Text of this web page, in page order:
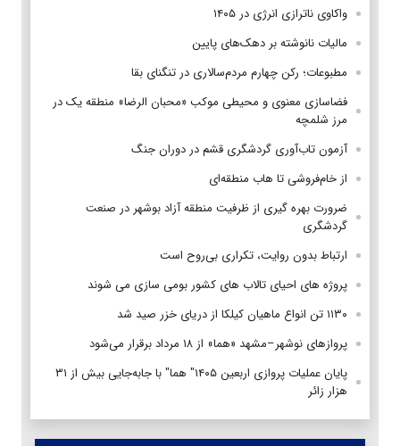
واکاوی ناترازی انرژی در ۱۴۰۵
مالیات نانوشته بر دهک‌های پایین
مطبوعات؛ رکن چهارم مردم‌سالاری در تنگنای بقا
فضاسازی معنوی و محیطی موکب «محبان الرضا» منطقه یک در
مرز شلمچه
آزمون تاب‌آوری گردشگری قشم در دوران جنگ
از خام‌فروشی تا هاب منطقه‌ای
ضرورت بهره گیری از ظرفیت منطقه آزاد بوشهر در صنعت
گردشگری
ارتباط بدون روایت، تکراری بی‌روح است
پروژه های احیای تالاب های کشور بومی سازی می شوند
۱۱۳۰ تن انواع ماهیان کیلکا از دریای خزر صید شد
پروازهای نوشهر–مشهد «هما» از ۱۸ مرداد برقرار می‌شود
پایان عملیات پروازی اربعین ۱۴۰۵" هما" با جابه‌جایی بیش از ۳۱
هزار زائر